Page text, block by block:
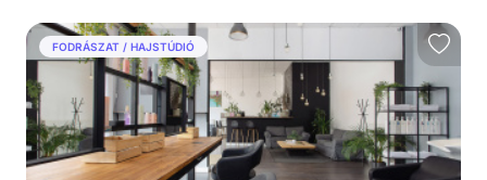
FODRÁSZAT / HAJSTÚDIÓ